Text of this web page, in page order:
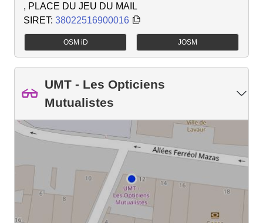
, PLACE DU JEU DU MAIL
SIRET: 38022516900016
OSM iD JOSM
UMT - Les Opticiens
Mutualistes